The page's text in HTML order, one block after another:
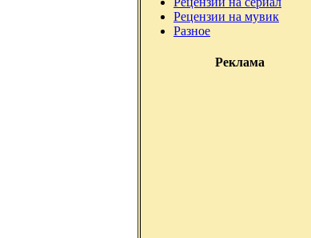
Рецензии на мувик
Разное
Реклама